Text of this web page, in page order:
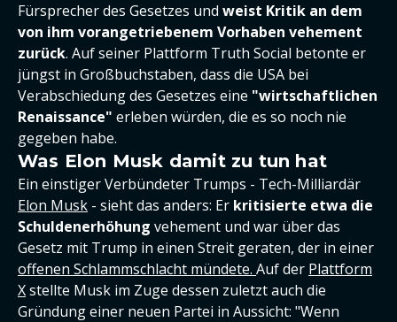
Fürsprecher des Gesetzes und weist Kritik an dem
von ihm vorangetriebenem Vorhaben vehement
zurück. Auf seiner Plattform Truth Social betonte er
jüngst in Großbuchstaben, dass die USA bei
Verabschiedung des Gesetzes eine "wirtschaftlichen
Renaissance" erleben würden, die es so noch nie
gegeben habe.
Was Elon Musk damit zu tun hat
Ein einstiger Verbündeter Trumps - Tech-Milliardär
Elon Musk - sieht das anders: Er kritisierte etwa die
Schuldenerhöhung vehement und war über das
Gesetz mit Trump in einen Streit geraten, der in einer
offenen Schlammschlacht mündete. Auf der Plattform
Xstellte Musk im Zuge dessen zuletzt auch die
Gründung einer neuen Partei in Aussicht: "Wenn